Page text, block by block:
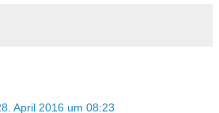
April 2016 um 08:23